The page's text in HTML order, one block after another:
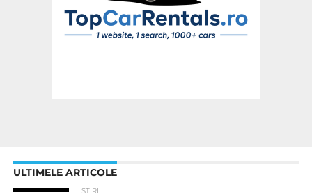
ULTIMELE ARTICOLE
STIRI